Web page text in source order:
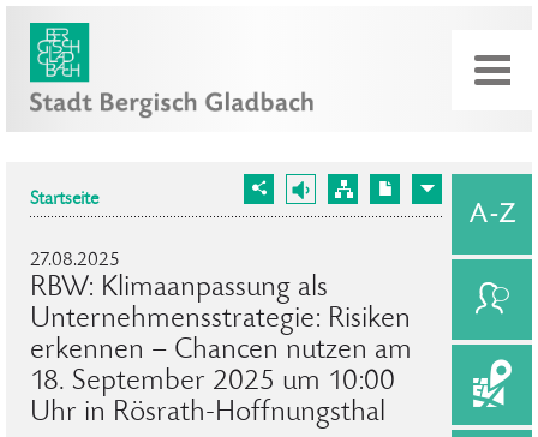
Startseite
27.08.2025
RBW: Klimaanpassung als
Unternehmensstrategie: Risiken
erkennen – Chancen nutzen am
18. September 2025 um 10:00
Uhr in Rösrath-Hoffnungsthal